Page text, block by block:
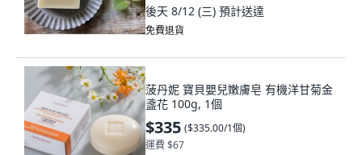
後天 8/12 (三) 預計送達
免費退貨
菠丹妮 寶貝嬰兒嫩膚皂 有機洋甘菊金
盞花 100g, 1個
$335 ($335.00/1個)
運費 $67